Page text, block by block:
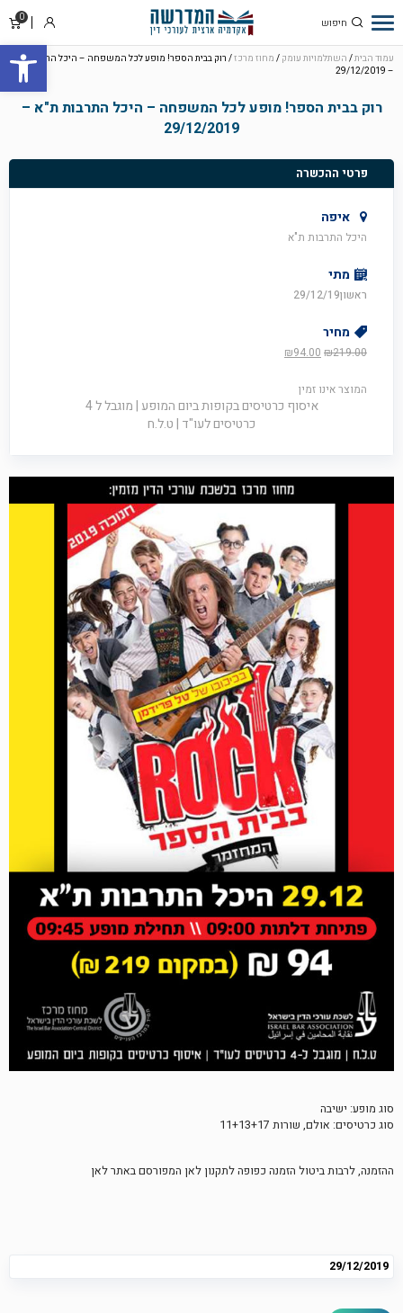
פתח
0
סל
התחבר
עמוד הבית/ השתלמויות עומק / מחוז מרכז/ רוק בבית הספר! מופע לכל המשפחה – היכל התרבות ת"א
– 29/12/2019
רוק בבית הספר! מופע לכל המשפחה – היכל התרבות ת"א –
29/12/2019
פרטי ההכשרה
איפה
היכל התרבות ת"א
מתי
ראשון29/12/19
מחיר
₪219.00
המחיר
היה:
₪219.00.
₪94.00
₪94.00.
המוצר אינו זמין
איסוף כרטיסים בקופות ביום המופע | מוגבל ל 4
כרטיסים לעו"ד | ט.ל.ח
סוג מופע: ישיבה
סוג כרטיסים: אולם, שורות 11+13+17
ההזמנה, לרבות ביטול הזמנה כפופה לתקנון לאן המפורסם באתר לאן
29/12/2019